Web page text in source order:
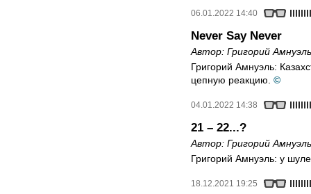
06.01.2022 14:40
Never Say Never
Автор: Григорий Амнуэль
Григорий Амнуэль:
цепную реакцию. ©
04.01.2022 14:38
21 – 22...?
Автор: Григорий Амнуэль
Григорий Амнуэль: у
18.12.2021 19:25